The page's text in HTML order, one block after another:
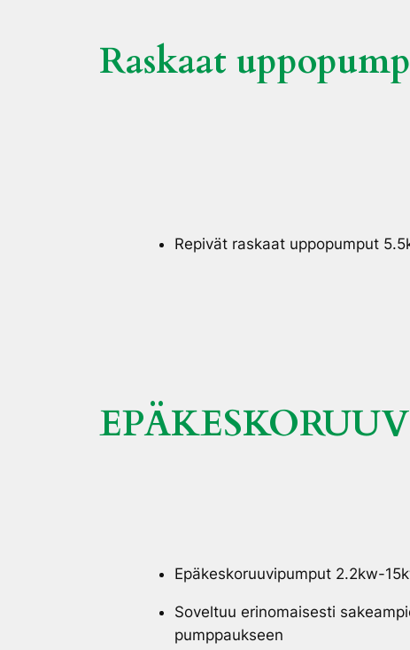
Raskaat
Repivät raskaat uppopumput
Epäkeskoruuvipumput 2.2kw-
Soveltuu erinomaisesti
pumppaukseen